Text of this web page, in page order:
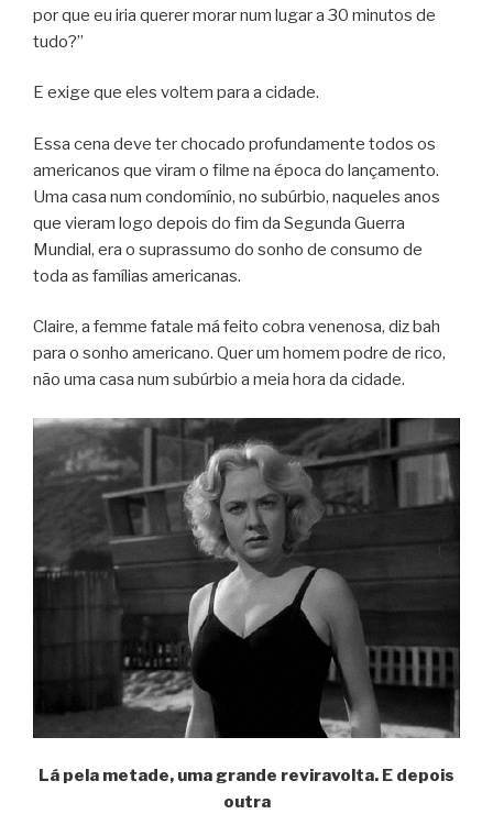
por que eu iria querer morar num lugar a 30 minutos de
tudo?”
E exige que eles voltem para a cidade.
Essa cena deve ter chocado profundamente todos os
americanos que viram o filme na época do lançamento.
Uma casa num condomínio, no subúrbio, naqueles anos
que vieram logo depois do fim da Segunda Guerra
Mundial, era o suprassumo do sonho de consumo de
toda as famílias americanas.
Claire, a femme fatale má feito cobra venenosa, diz bah
para o sonho americano. Quer um homem podre de rico,
não uma casa num subúrbio a meia hora da cidade.
Lá pela metade, uma grande reviravolta. E depois
outra